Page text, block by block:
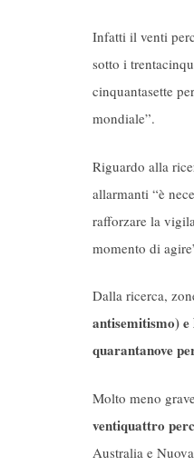
Infatti il venti
sotto i
cinquantasette
mondiale”.
Riguardo alla
allarmanti “è
rafforzare la
momento di
Dalla ricerca,
antisemitismo) e
quarantanove
Molto meno
ventiquattro
Australia e